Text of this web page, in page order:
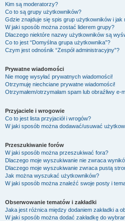
Kim są moderatorzy?
Co to są grupy użytkowników?
Gdzie znajduje się spis grup użytkowników i jak
W jaki sposób można zostać liderem grupy?
Dlaczego niektóre nazwy użytkowników są
Co to jest “Domyślna grupa użytkownika”?
Czym jest odnośnik “Zespół administracyjny”?
Prywatne wiadomości
Nie mogę wysyłać prywatnych wiadomości!
Otrzymuję niechciane prywatne wiadomości!
Otrzymałem/otrzymałam spam lub obraźliwy e-
Przyjaciele i wrogowie
Co to jest lista przyjaciół i wrogów?
W jaki sposób można dodawać/usuwać
Przeszukiwanie forów
W jaki sposób można przeszukiwać fora?
Dlaczego moje wyszukiwanie nie zwraca
Dlaczego moje wyszukiwanie zwraca pustą
Jak można wyszukać użytkowników?
W jaki sposób można znaleźć swoje posty i
Obserwowanie tematów i zakładki
Jaka jest różnica między dodaniem zakładki a
W jaki sposób można dodać zakładkę do